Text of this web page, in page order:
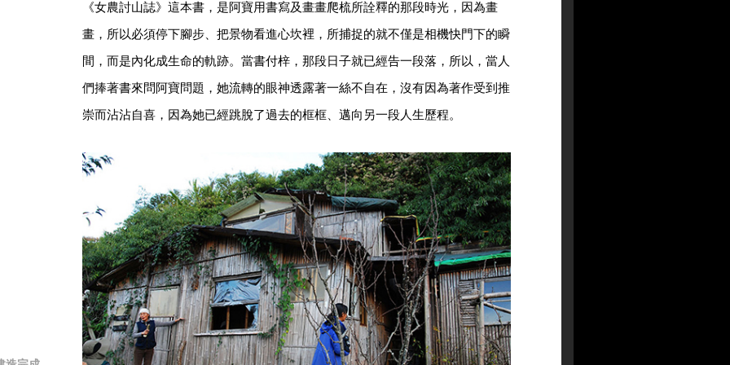
《女農討山誌》這本書，是阿寶用書寫及畫畫爬梳所詮釋的那段時光，因為畫
畫，所以必須停下腳步、把景物看進心坎裡，所捕捉的就不僅是相機快門下的瞬
間，而是內化成生命的軌跡。當書付梓，那段日子就已經告一段落，所以，當人
們捧著書來問阿寶問題，她流轉的眼神透露著一絲不自在，沒有因為著作受到推
崇而沾沾自喜，因為她已經跳脫了過去的框框、邁向另一段人生歷程。